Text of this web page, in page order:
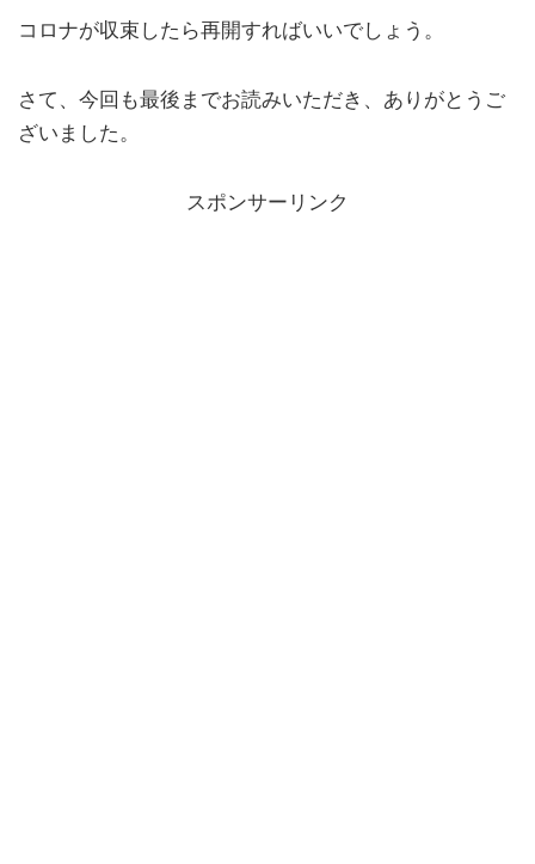
コロナが収束したら再開すればいいでしょう。
さて、今回も最後までお読みいただき、ありがとうご
ざいました。
スポンサーリンク